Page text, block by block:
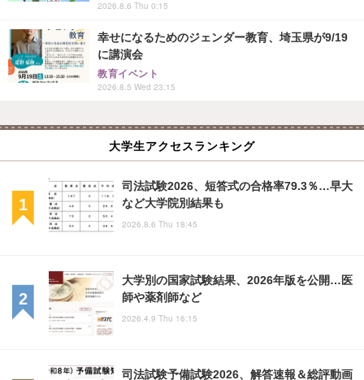
2026.8.6 Thu 0:15
幸せになるためのジェンダー教育、埼玉県が9/19
に講演会
教育イベント
2026.8.5 Wed 23:15
大学生アクセスランキング
司法試験2026、短答式の合格率79.3％…早大
など大学院別結果も
2026.8.6 Thu 18:45
大学別の国家試験結果、2026年版を公開…医
師や薬剤師など
2026.4.9 Thu 16:15
司法試験予備試験2026、解答速報＆総評動画